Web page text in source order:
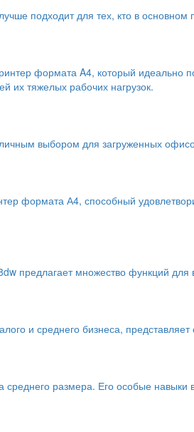
подходит для тех, кто в основном
формата A4, который идеально
их тяжелых рабочих нагрузок.
выбором для загруженных
формата А4, способный
предлагает множество функций для
и среднего бизнеса, представляет
размера. Его особые